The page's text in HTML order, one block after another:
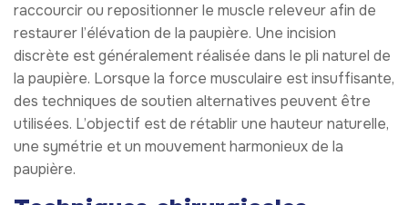
raccourcir ou repositionner le muscle releveur afin de
restaurer l’élévation de la paupière. Une incision
discrète est généralement réalisée dans le pli naturel de
la paupière. Lorsque la force musculaire est insuffisante,
des techniques de soutien alternatives peuvent être
utilisées. L’objectif est de rétablir une hauteur naturelle,
une symétrie et un mouvement harmonieux de la
paupière.